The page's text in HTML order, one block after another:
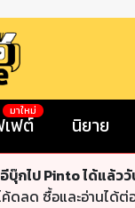
ฟต์
มาใหม่
นิยาย
บุ๊กไป Pinto ได้แล้ว
ดลด ซื้อและอ่านได้ต่